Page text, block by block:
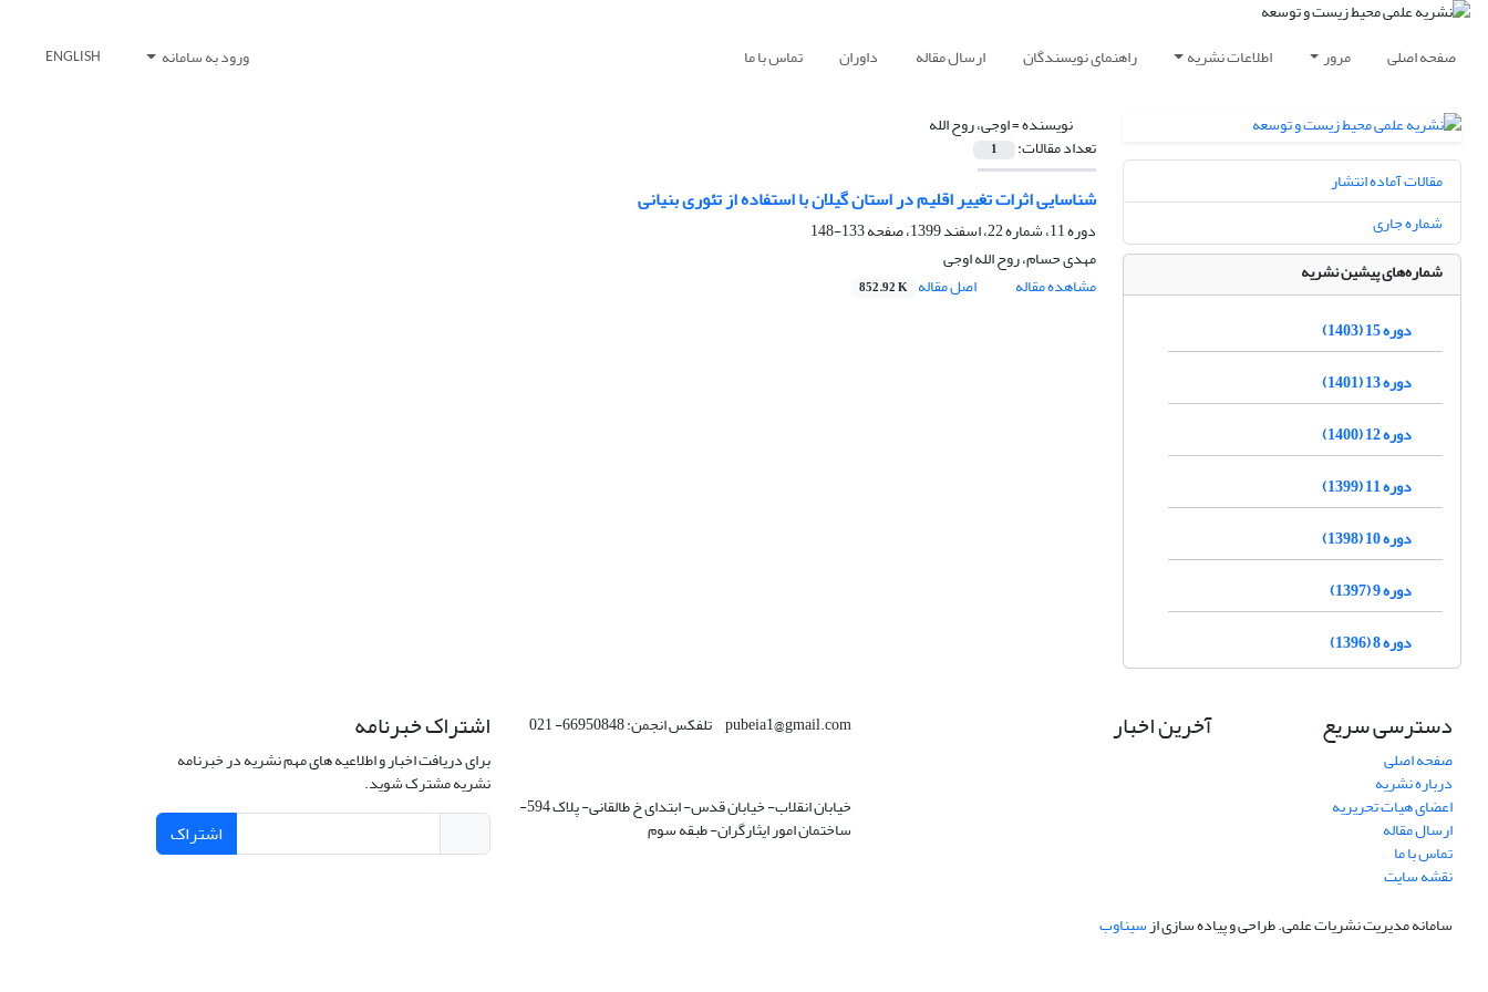
صفحه اصلی مرور اطلاعات نشریه راهنمای نویسندگان ارسال مقاله داوران تماس با ما ورود به سامانه ENGLISH
نویسنده =اوجی، روح الله
تعداد مقالات: 1
شناسایی اثرات تغییر اقلیم در استان گیلان با استفاده از تئوری بنیانی
دوره 11، شماره 22، اسفند 1399، صفحه
133-148
مهدی حسام، روح الله اوجی
مشاهده مقاله
اصل مقاله 852.92 K
مقالات آماده انتشار
شماره جاری
شماره‌های پیشین نشریه
دوره 15 (1403)
دوره 13 (1401)
دوره 12 (1400)
دوره 11 (1399)
دوره 10 (1398)
دوره 9 (1397)
دوره 8 (1396)
دسترسی سریع
صفحه اصلی
درباره نشریه
اعضای هیات تحریریه
ارسال مقاله
تماس با ما
نقشه سایت
آخرین اخبار pubeia1@gmail.com تلفکس انجمن: 66950848- 021
خیابان انقلاب- خیابان قدس- ابتدای خ طالقانی- پلاک 594-
ساختمان امور ایثارگران- طبقه سوم
اشتراک خبرنامه
برای دریافت اخبار و اطلاعیه های مهم نشریه در خبرنامه
نشریه مشترک شوید.
اشتراک
سامانه مدیریت نشریات علمی.طراحی و پیاده سازی ازسیناوب